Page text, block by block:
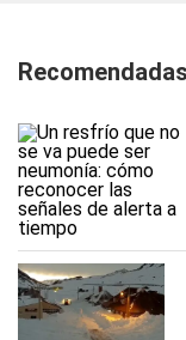
Recomendadas